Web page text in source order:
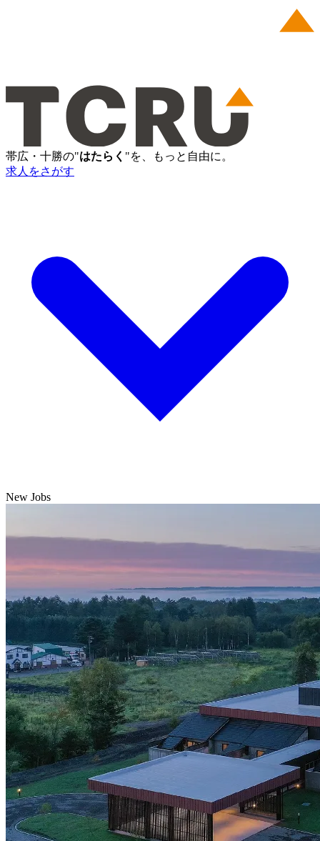
帯広・十勝の"はたらく "を、もっと自由に。
求人をさがす
New Jobs